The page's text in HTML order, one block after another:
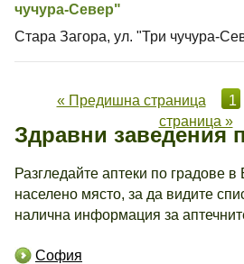
чучура-Север"
Стара Загора, ул. "Три чучура-
« Предишна страница 1
страница »
Здравни заведения
Разгледайте аптеки по градове
населено място, за да видите
налична информация за
София